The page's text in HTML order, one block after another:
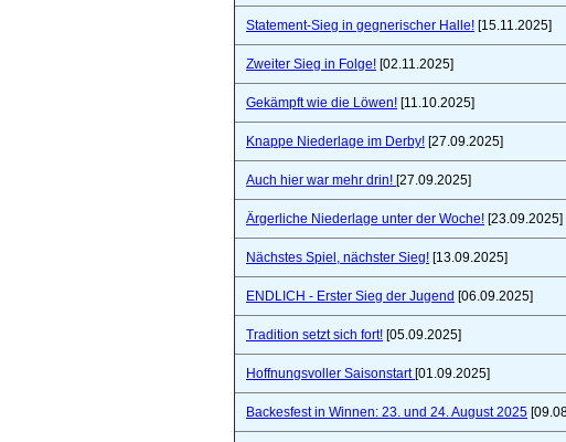
Statement-Sieg in gegnerischer Halle! [15.11.2025]
Zweiter Sieg in Folge! [02.11.2025]
Gekämpft wie die Löwen! [11.10.2025]
Knappe Niederlage im Derby! [27.09.2025]
Auch hier war mehr drin! [27.09.2025]
Ärgerliche Niederlage unter der Woche! [23.09.2025]
Nächstes Spiel, nächster Sieg! [13.09.2025]
ENDLICH - Erster Sieg der Jugend [06.09.2025]
Tradition setzt sich fort! [05.09.2025]
Hoffnungsvoller Saisonstart [01.09.2025]
Backesfest in Winnen: 23. und 24. August 2025